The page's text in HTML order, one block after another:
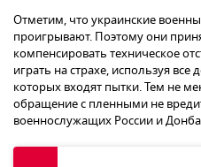
Отметим, что украинские
проигрывают. Поэтому они
компенсировать техническое
играть на страхе, используя
которых входят пытки. Тем не
обращение с пленными не
военнослужащих России и